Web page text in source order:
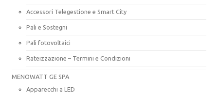
Accessori Telegestione e Smart City
Pali e Sostegni
Pali fotovoltaici
Rateizzazione – Termini e Condizioni
MENOWATT GE SPA
Apparecchi a LED